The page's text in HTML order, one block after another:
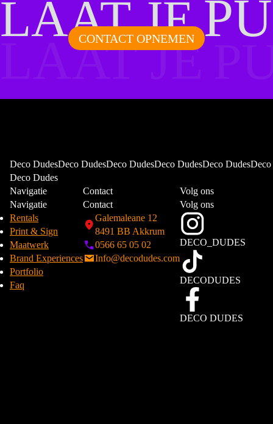
LAAT JE
LAAT JE
CONTACT OPNEMEN
Deco DudesDeco DudesDeco DudesDeco DudesDeco
Deco Dudes
Navigatie
Navigatie
Rentals
Print & Sign
Maatwerk
Brand Experiences
Portfolio
Faq
Contact
Contact
Galemaleane 12
8491 BB Akkrum
0566 65 05 02
Info@decodudes.com
Volg ons
Volg ons
DECO_DUDES
DECODUDES
DECO DUDES